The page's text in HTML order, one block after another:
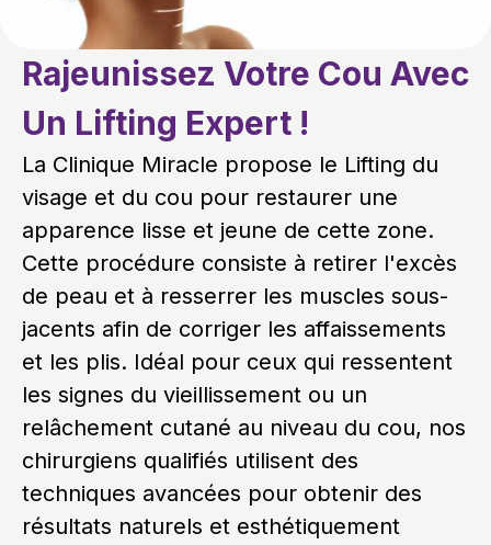
Rajeunissez Votre Cou Avec
Un Lifting Expert !
La Clinique Miracle propose le Lifting du
visage et du cou pour restaurer une
apparence lisse et jeune de cette zone.
Cette procédure consiste à retirer l'excès
de peau et à resserrer les muscles sous-
jacents afin de corriger les affaissements
et les plis. Idéal pour ceux qui ressentent
les signes du vieillissement ou un
relâchement cutané au niveau du cou, nos
chirurgiens qualifiés utilisent des
techniques avancées pour obtenir des
résultats naturels et esthétiquement